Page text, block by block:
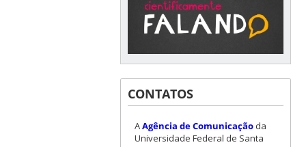
CONTATOS
AAgência de Comunicaçãoda
Universidade Federal de Santa